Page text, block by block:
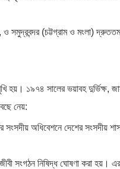
ও সমুদ্রবন্দর (চট্টগ্রাম ও মংলা)
১৯৭৪ সালের ভয়াবহ দুর্ভিক্ষ,
নেয়:
অধিবেশনে দেশের সংসদীয়
সংগঠন নিষিদ্ধ ঘোষণা করা হয়।